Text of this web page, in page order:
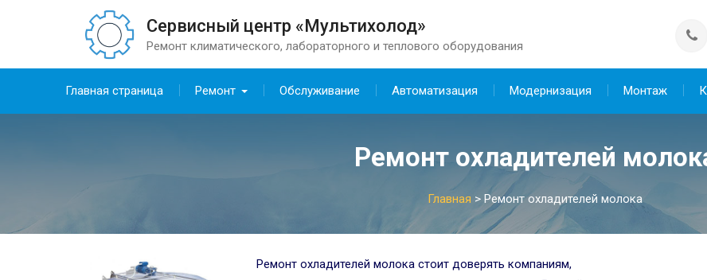
Сервисный центр «Мультихолод»
Ремонт климатического, лабораторного и теплового оборудования
Главная страница Ремонт Обслуживание Автоматизация Модернизация Монтаж
Ремонт охладителей
Главная > Ремонт охладителей молока
Ремонт охладителей молока стоит доверять компаниям,